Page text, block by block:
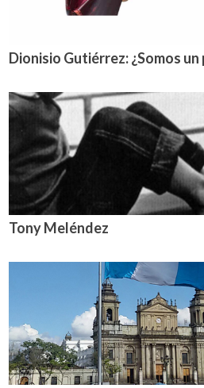
Dionisio Gutiérrez: ¿Somos un
Tony Meléndez